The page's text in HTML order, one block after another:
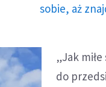
sobie, aż
„Jak
do